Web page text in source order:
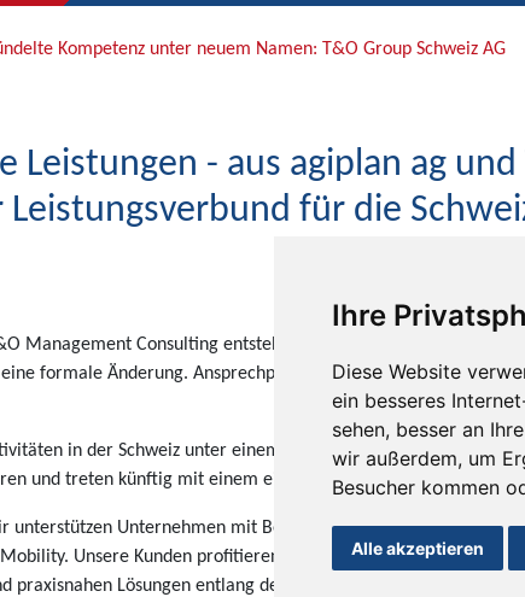
Ihre
Diese Website
ein besseres
sehen, besser an
wir außerdem, um
Besucher kommen
Alle akzeptieren
Kompetenz unter neuem Namen: T&O Group Schweiz AG
Leistungen - aus agiplan ag
für die
Management Consulting entsteht ein neuer Leistungsverbund
formale Änderung. Ansprechpartner, Leistungen und
in der Schweiz unter einem gemeinsamen
und treten künftig mit einem einheitlichen Marktauftritt auf.
unterstützen Unternehmen mit Beratung, Planung, Umsetzung
Unsere Kunden profitieren weiterhin von erfahrenen
Lösungen entlang der gesamten